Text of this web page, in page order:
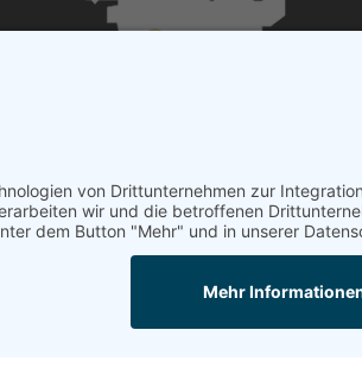
Mail Anrufen